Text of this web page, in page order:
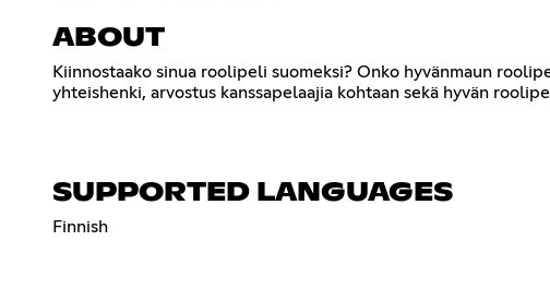
ABOUT
Kiinnostaako sinua roolipeli suomeksi? Onko hyvänmaun
yhteishenki, arvostus kanssapelaajia kohtaan sekä hyvän
SUPPORTED LANGUAGES
Finnish